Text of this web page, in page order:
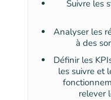
Suivre les
Analyser les
à des
Définir les
les suivre et
relever